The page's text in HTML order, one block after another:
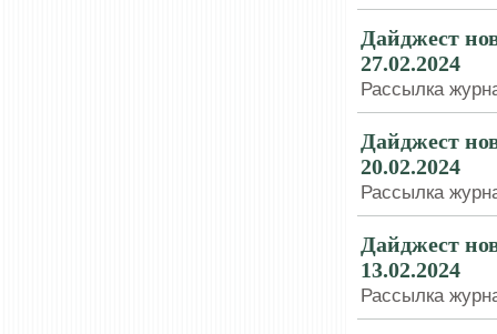
Дайджест
27.02.2024
Рассылка
Дайджест
20.02.2024
Рассылка
Дайджест
13.02.2024
Рассылка